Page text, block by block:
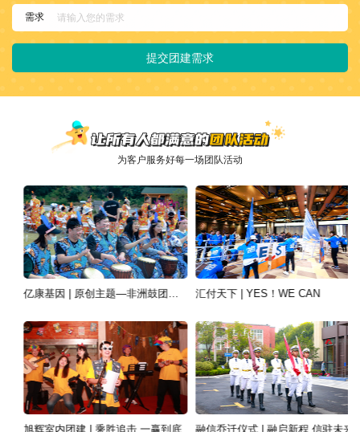
需求
提交团建需求
为客户服务好每一场团队活动
亿康基因 | 原创主题—非洲鼓团建活动 汇付天下 | YES！WE CAN
旭辉室内团建 | 乘胜追击 一赢到底 融信乔迁仪式 | 融启新程 信驻未来